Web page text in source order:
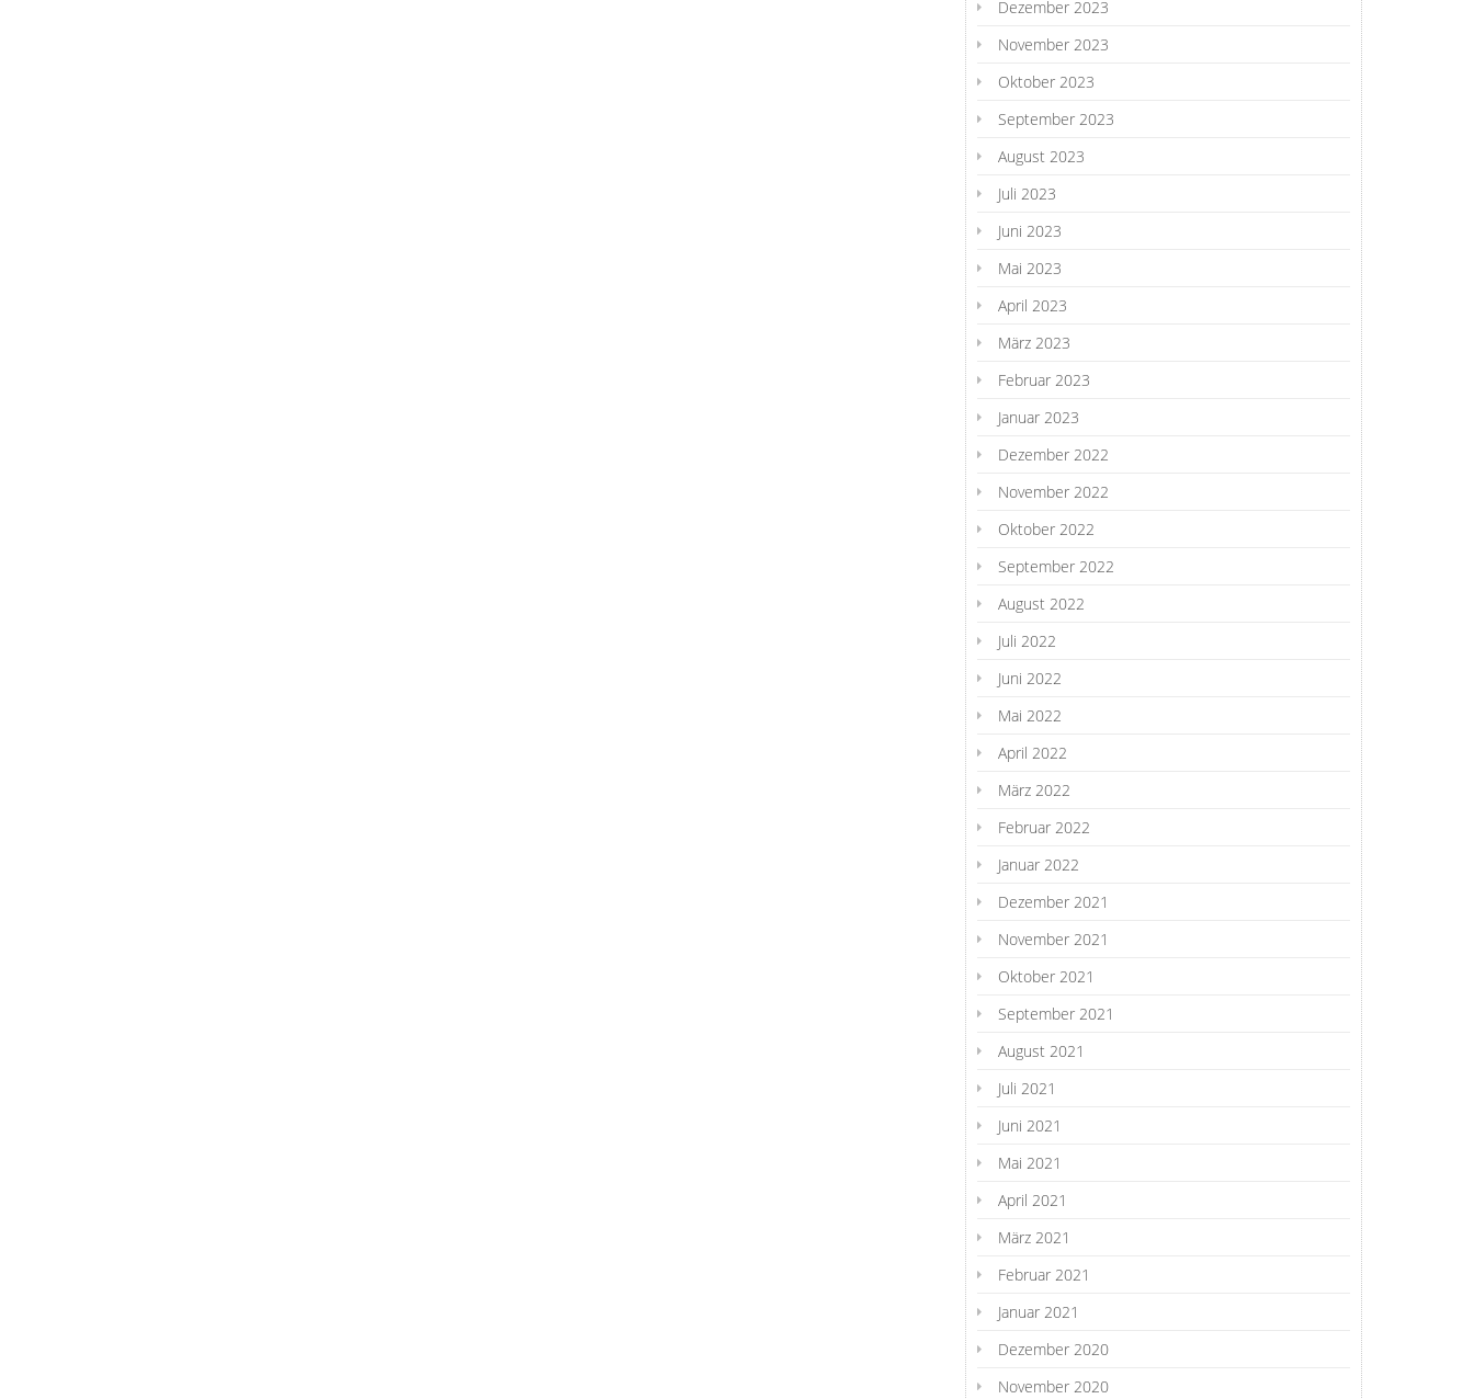
Dezember 2023
November 2023
Oktober 2023
September 2023
August 2023
Juli 2023
Juni 2023
Mai 2023
April 2023
März 2023
Februar 2023
Januar 2023
Dezember 2022
November 2022
Oktober 2022
September 2022
August 2022
Juli 2022
Juni 2022
Mai 2022
April 2022
März 2022
Februar 2022
Januar 2022
Dezember 2021
November 2021
Oktober 2021
September 2021
August 2021
Juli 2021
Juni 2021
Mai 2021
April 2021
März 2021
Februar 2021
Januar 2021
Dezember 2020
November 2020